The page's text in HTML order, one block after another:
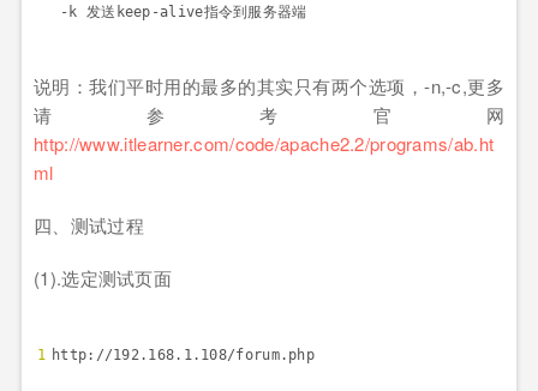
-k 发送 keep-alive指令到服务器端
说明：我们平时用的最多的其实只有两个选项，-n,-c,更多
请参考官网
http://www.itlearner.com/code/apache2.2/programs/ab.ht
ml
四、测试过程
(1).选定测试页面
1 http://192.168.1.108/forum.php